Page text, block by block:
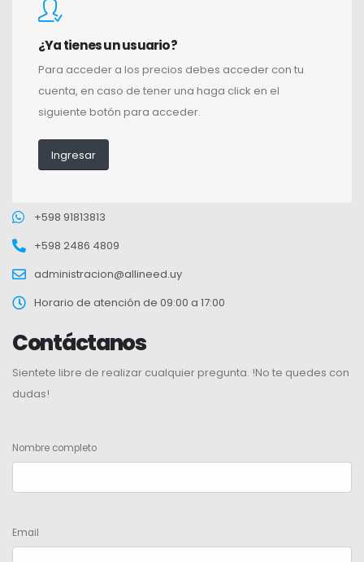
¿Ya tienes un usuario?
Para acceder a los precios debes acceder con tu
cuenta, en caso de tener una haga click en el
siguiente botón para acceder.
Ingresar
+598 91813813
+598 2486 4809
administracion@allineed.uy
Horario de atención de 09:00 a 17:00
Contáctanos
Sientete libre de realizar cualquier pregunta. !No te quedes con
dudas!
Nombre completo
Email